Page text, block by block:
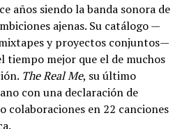
años siendo la banda sonora de
ajenas. Su catálogo —
y proyectos conjuntos—
tiempo mejor que el de muchos
The Real Me, su último
con una declaración de
colaboraciones en 22 canciones